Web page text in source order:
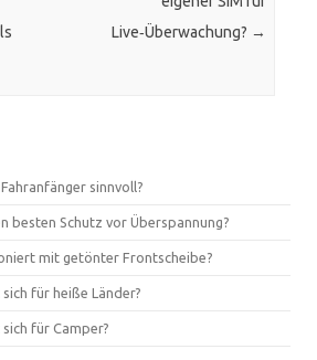
Live‑Überwachung? →
sinnvoll?
besten Schutz vor Überspannung?
mit getönter Frontscheibe?
für heiße Länder?
für Camper?